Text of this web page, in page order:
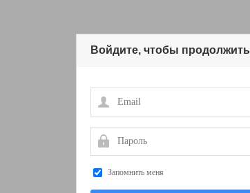
Войдите, чтобы продолжить
Email
Пароль
Запомнить меня